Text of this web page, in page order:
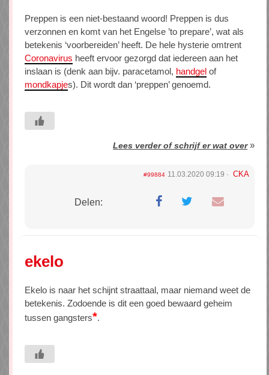
Preppen is een niet-bestaand woord! Preppen is dus
verzonnen en komt van het Engelse ’to prepare’, wat als
betekenis ‘voorbereiden’ heeft. De hele hysterie omtrent
Coronavirus heeft ervoor gezorgd dat iedereen aan het
inslaan is (denk aan bijv. paracetamol, handgel of
mondkapjes). Dit wordt dan ‘preppen’ genoemd.
Lees verder of schrijf er wat over»
#99884 11.03.2020 09:19 CKA
Delen:
ekelo
Ekelo is naar het schijnt straattaal, maar niemand weet de
betekenis. Zodoende is dit een goed bewaard geheim
tussen gangsters*.